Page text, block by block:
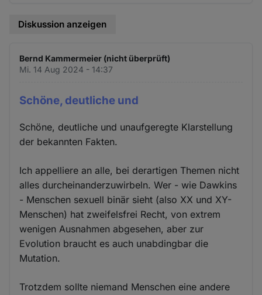
Diskussion anzeigen
Bernd Kammermeier (nicht überprüft)
Mi. 14 Aug 2024 - 14:37
Schöne, deutliche und
Schöne, deutliche und unaufgeregte Klarstellung
der bekannten Fakten.
Ich appelliere an alle, bei derartigen Themen nicht
alles durcheinanderzuwirbeln. Wer - wie Dawkins
- Menschen sexuell binär sieht (also XX und XY-
Menschen) hat zweifelsfrei Recht, von extrem
wenigen Ausnahmen abgesehen, aber zur
Evolution braucht es auch unabdingbar die
Mutation.
Trotzdem sollte niemand Menschen eine andere